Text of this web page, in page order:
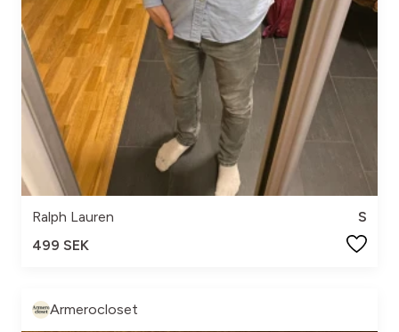
Ralph Lauren
S
499 SEK
Armerocloset